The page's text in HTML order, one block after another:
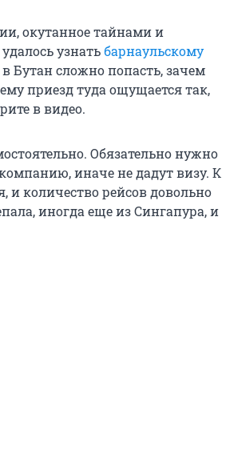
окутанное тайнами и
узнатьбарнаульскому
Бутан сложно попасть, зачем
приезд туда ощущается так,
в видео.
Обязательно нужно
иначе не дадут визу. К
и количество рейсов довольно
иногда еще из Сингапура, и